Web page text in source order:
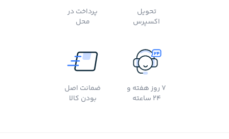
تحویل
اکسپرس
پرداخت در
محل
7 روز هفته و
24 ساعته
ضمانت اصل
بودن کالا